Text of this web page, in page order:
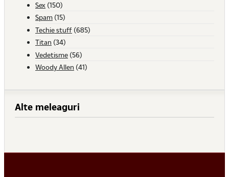
Sex (150)
Spam (15)
Techie stuff (685)
Titan (34)
Vedetisme (56)
Woody Allen (41)
Alte meleaguri